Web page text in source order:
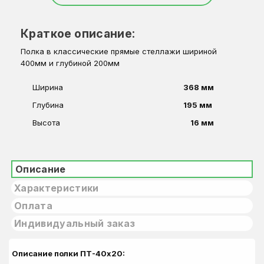
Краткое описание:
Полка в классические прямые стеллажи шириной
400мм и глубиной 200мм
Ширина
368 мм
Глубина
195 мм
Высота
16 мм
Описание
Характеристики
Оплата
Индивидуальный заказ
Описание полки ПТ-40х20: